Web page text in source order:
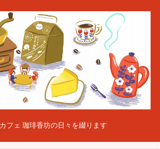
フェ 珈琲香坊の日々を綴ります